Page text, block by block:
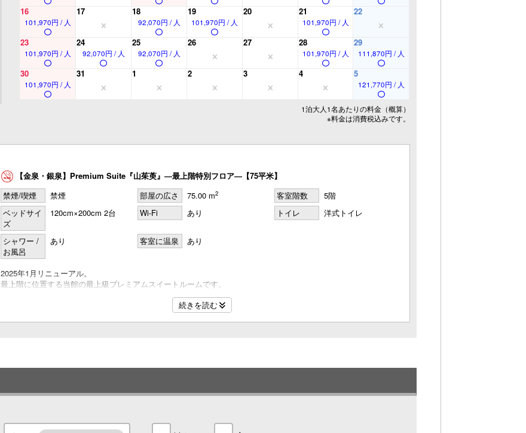
16
101,970円 / 人
17 18
92,070円 / 人
19
101,970円 / 人
20 21
101,970円 / 人
22
23
101,970円 / 人
24
92,070円 / 人
25
92,070円 / 人
26 27 28
101,970円 / 人
29
111,870円 / 人
30
101,970円 / 人
31 1 2 3 4 5
121,770円 / 人
1泊大人1名あたりの料金（概算）
※料金は消費税込みです。
【金泉・銀泉】Premium Suite『山茱萸』―最上階特別フロア―【75平米】
禁煙/喫煙
禁煙 部屋の広さ 75.00 m2 客室階数
5階
ベッドサイ
ズ
120cm×200cm 2台 Wi-Fi あり トイレ 洋式トイレ
シャワー /
お風呂
あり 客室に温泉 あり
2025年1月リニューアル。
最上階に位置する当館の最上級プレミアムスイートルームです。
シモンズ製ツインベッドをお支度したベッドルームをご用意いたしました。
浴室は有馬温泉でも珍しい、金泉と銀泉の2種類の温泉をそれぞれたっぷりと注ぎ、夜通しいつでもお楽しみいただ
●バイオエタノール暖炉
●ミニバー完備
●アメニティにはイタリアの名門フェラガモ社製のものをご用意
続きを読む